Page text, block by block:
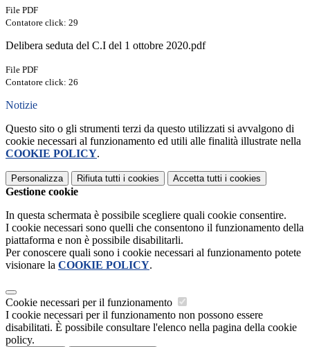
File PDF
Contatore click: 29
Delibera seduta del C.I del 1 ottobre 2020.pdf
File PDF
Contatore click: 26
Notizie
Questo sito o gli strumenti terzi da questo utilizzati si avvalgono di
cookie necessari al funzionamento ed utili alle finalità illustrate nella
COOKIE POLICY.
Personalizza Rifiuta tutti i cookies Accetta tutti i cookies
Gestione cookie
In questa schermata è possibile scegliere quali cookie consentire.
I cookie necessari sono quelli che consentono il funzionamento della
piattaforma e non è possibile disabilitarli.
Per conoscere quali sono i cookie necessari al funzionamento potete
visionare la COOKIE POLICY.
Cookie necessari per il funzionamento
I cookie necessari per il funzionamento non possono essere
disabilitati. È possibile consultare l'elenco nella pagina della cookie
policy.